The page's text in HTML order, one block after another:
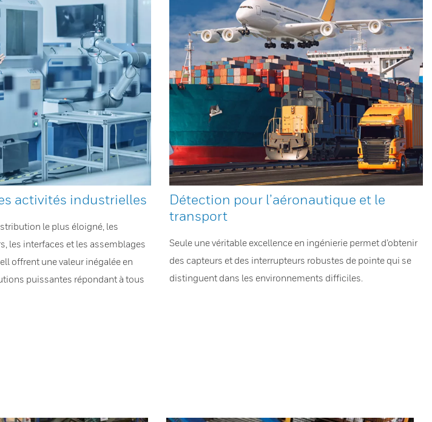
activités industrielles
le plus éloigné, les
les interfaces et les assemblages
offrent une valeur inégalée en
puissantes répondant à tous
Détection pour l’aéronautique et le
transport
Seule une véritable excellence en ingénierie permet d’obtenir
des capteurs et des interrupteurs robustes de pointe qui se
distinguent dans les environnements difficiles.